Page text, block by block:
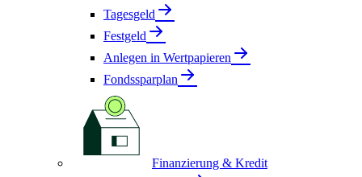
Tagesgeld
Festgeld
Anlegen in Wertpapieren
Fondssparplan
Finanzierung & Kredit